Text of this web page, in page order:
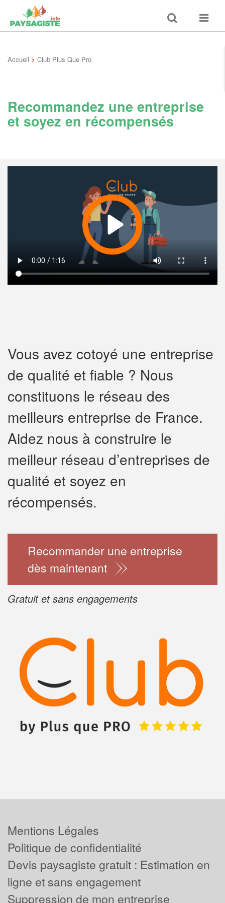
Toggle
search
Toggle
Accueil > Club Plus Que Pro
Recommandez une entreprise
et soyez en récompensés
Vous avez cotoyé une entreprise
de qualité et fiable ? Nous
constituons le réseau des
meilleurs entreprise de France.
Aidez nous à construire le
meilleur réseau d’entreprises de
qualité et soyez en
récompensés.
Recommander une entreprise
dès maintenant
Gratuit et sans engagements
✕
Augmentez votre
vosmargestout en
nouveaux clients
En savoir
Mentions Légales
Politique de confidentialité
Devis paysagiste gratuit : Estimation en
ligne et sans engagement
Suppression de mon entreprise